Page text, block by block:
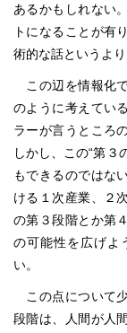
あるかもしれない
トになることが有
術的な話というよ
この辺を情報化
のように考えてい
ラーが言うところ
しかし、この“第３
もできるのではな
ける１次産業、２
の第３段階とか第
の可能性を広げよ
い。
この点について
段階は、人間が人